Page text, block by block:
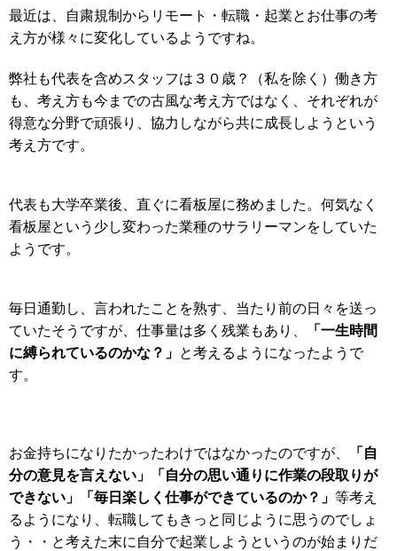
最近は、自粛規制からリモート・転職・起業とお仕事の考
え方が様々に変化しているようですね。
弊社も代表を含めスタッフは３０歳？（私を除く）働き方
も、考え方も今までの古風な考え方ではなく、それぞれが
得意な分野で頑張り、協力しながら共に成長しようという
考え方です。
代表も大学卒業後、直ぐに看板屋に務めました。何気なく
看板屋という少し変わった業種のサラリーマンをしていた
ようです。
毎日通勤し、言われたことを熟す、当たり前の日々を送っ
ていたそうですが、仕事量は多く残業もあり、
「一生時間
に縛られているのかな？」 と考えるようになったようで
す。
お金持ちになりたかったわけではなかったのですが、
「自
分の意見を言えない」「自分の思い通りに作業の段取りが
できない」「毎日楽しく仕事ができているのか？」 等考え
るようになり、転職してもきっと同じように思うのでしょ
う・・と考えた末に自分で起業しようというのが始まりだ